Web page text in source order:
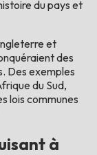
du pays et
et
des
Des exemples
du Sud,
lois communes
à